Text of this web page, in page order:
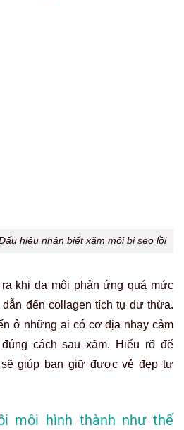
hiệu nhận biết xăm môi bị sẹo lồi
khi da môi phản ứng quá mức
đến collagen tích tụ dư thừa.
ở những ai có cơ địa nhạy cảm
cách sau xăm. Hiểu rõ để
giúp bạn giữ được vẻ đẹp tự
môi hình thành như thế